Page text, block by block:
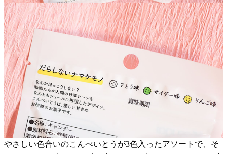
やさしい色合いのこんぺいとうが3色入ったアソートで、そ